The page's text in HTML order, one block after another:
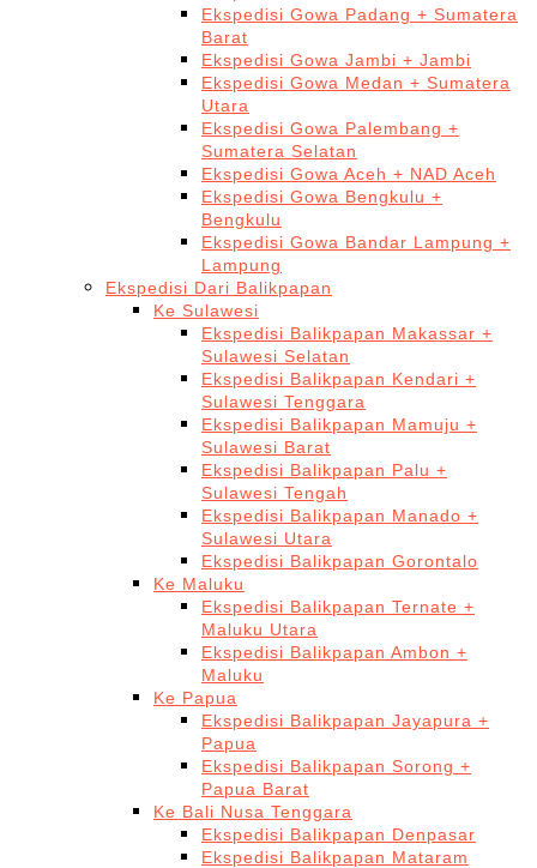
Ekspedisi Gowa Padang + Sumatera
Barat
Ekspedisi Gowa Jambi + Jambi
Ekspedisi Gowa Medan + Sumatera
Utara
Ekspedisi Gowa Palembang +
Sumatera Selatan
Ekspedisi Gowa Aceh + NAD Aceh
Ekspedisi Gowa Bengkulu +
Bengkulu
Ekspedisi Gowa Bandar Lampung +
Lampung
Ekspedisi Dari Balikpapan
Ke Sulawesi
Ekspedisi Balikpapan Makassar +
Sulawesi Selatan
Ekspedisi Balikpapan Kendari +
Sulawesi Tenggara
Ekspedisi Balikpapan Mamuju +
Sulawesi Barat
Ekspedisi Balikpapan Palu +
Sulawesi Tengah
Ekspedisi Balikpapan Manado +
Sulawesi Utara
Ekspedisi Balikpapan Gorontalo
Ke Maluku
Ekspedisi Balikpapan Ternate +
Maluku Utara
Ekspedisi Balikpapan Ambon +
Maluku
Ke Papua
Ekspedisi Balikpapan Jayapura +
Papua
Ekspedisi Balikpapan Sorong +
Papua Barat
Ke Bali Nusa Tenggara
Ekspedisi Balikpapan Denpasar
Ekspedisi Balikpapan Mataram